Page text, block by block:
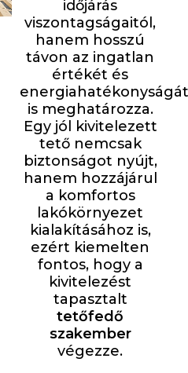
időjárás
viszontagságaitól,
hanem hosszú
távon az ingatlan
értékét és
energiahatékonyságát
is meghatározza.
Egy jól kivitelezett
tető nemcsak
biztonságot nyújt,
hanem hozzájárul
a komfortos
lakókörnyezet
kialakításához is,
ezért kiemelten
fontos, hogy a
kivitelezést
tapasztalt
tetőfedő
szakember
végezze.